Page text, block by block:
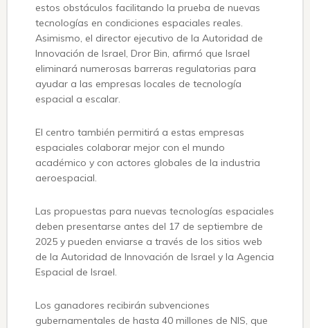
estos obstáculos facilitando la prueba de nuevas
tecnologías en condiciones espaciales reales.
Asimismo, el director ejecutivo de la Autoridad de
Innovación de Israel, Dror Bin, afirmó que Israel
eliminará numerosas barreras regulatorias para
ayudar a las empresas locales de tecnología
espacial a escalar.
El centro también permitirá a estas empresas
espaciales colaborar mejor con el mundo
académico y con actores globales de la industria
aeroespacial.
Las propuestas para nuevas tecnologías espaciales
deben presentarse antes del 17 de septiembre de
2025 y pueden enviarse a través de los sitios web
de la Autoridad de Innovación de Israel y la Agencia
Espacial de Israel.
Los ganadores recibirán subvenciones
gubernamentales de hasta 40 millones de NIS, que